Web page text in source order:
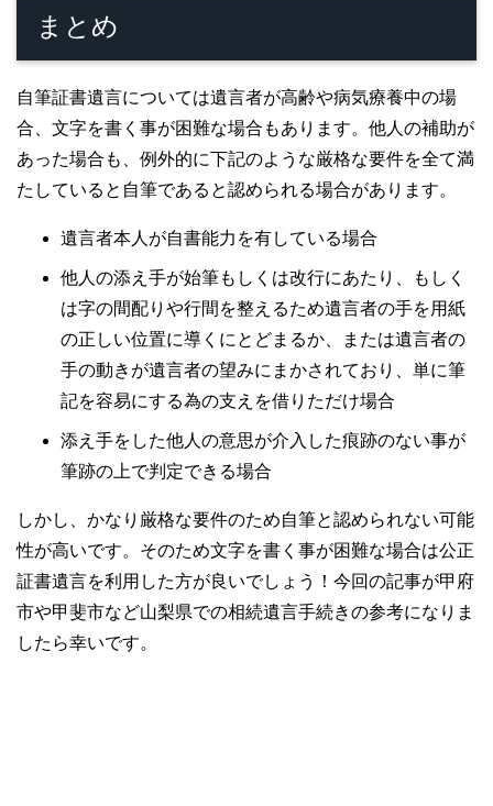
まとめ
自筆証書遺言については遺言者が高齢や病気療養中の場
合、文字を書く事が困難な場合もあります。他人の補助が
あった場合も、例外的に下記のような厳格な要件を全て満
たしていると自筆であると認められる場合があります。
遺言者本人が自書能力を有している場合
他人の添え手が始筆もしくは改行にあたり、もしく
は字の間配りや行間を整えるため遺言者の手を用紙
の正しい位置に導くにとどまるか、または遺言者の
手の動きが遺言者の望みにまかされており、単に筆
記を容易にする為の支えを借りただけ場合
添え手をした他人の意思が介入した痕跡のない事が
筆跡の上で判定できる場合
しかし、かなり厳格な要件のため自筆と認められない可能
性が高いです。そのため文字を書く事が困難な場合は公正
証書遺言を利用した方が良いでしょう！今回の記事が甲府
市や甲斐市など山梨県での相続遺言手続きの参考になりま
したら幸いです。